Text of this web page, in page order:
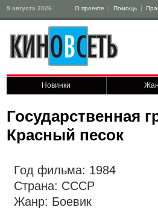
9 августа 2026 О проекте Помощь
Новинки
Государственная
Красный песок
Год фильма: 1984
Страна: СССР
Жанр: Боевик